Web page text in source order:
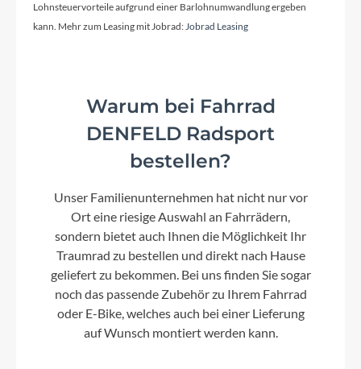
Kassette
Lenker
CUBE Rise Trail Bar, 680mm
black´n´blue
Kette
KMC Z8.3
Vorderrad Nabe
Lohnsteuervorteile aufgrund einer Barlohnumwandlung ergeben
kann. Mehr zum Leasing mit Jobrad:Jobrad Leasing
Warum bei Fahrrad
DENFELD Radsport
bestellen?
Unser Familienunternehmen hat nicht nur vor
Ort eine riesige Auswahl an Fahrrädern,
sondern bietet auch Ihnen die Möglichkeit Ihr
Traumrad zu bestellen und direkt nach Hause
geliefert zu bekommen. Bei uns finden Sie sogar
noch das passende Zubehör zu Ihrem Fahrrad
oder E-Bike, welches auch bei einer Lieferung
auf Wunsch montiert werden kann.